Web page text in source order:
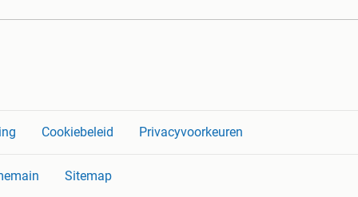
Cookiebeleid Privacyvoorkeuren
Sitemap